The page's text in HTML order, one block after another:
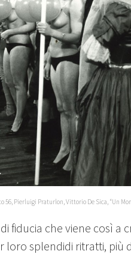
56, Pierluigi Praturlon, Vittorio De Sica, “Un
fiducia che viene così a
loro splendidi ritratti, più